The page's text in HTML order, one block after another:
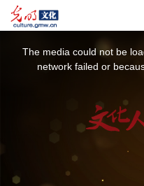
The media could not be
network failed or